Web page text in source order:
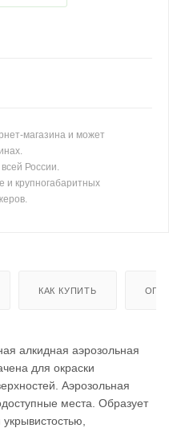
магазина и может
России.
и крупногабаритных
КАК КУПИТЬ
алкидная аэрозольная
для окраски
Аэрозольная
места. Образует